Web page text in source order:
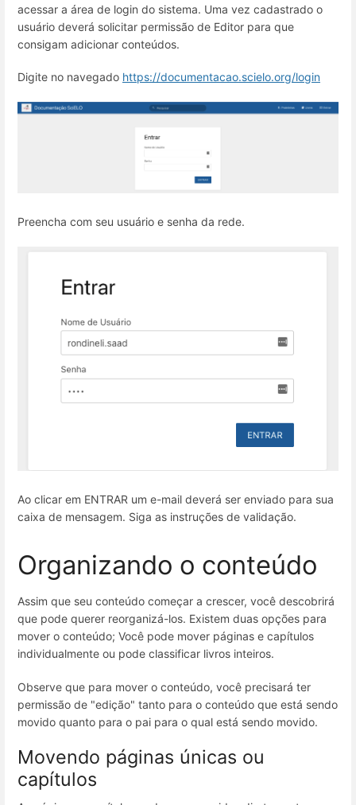
acessar a área de login do sistema. Uma vez cadastrado o
usuário deverá solicitar permissão de Editor para que
consigam adicionar conteúdos.
Digite no navegado https://documentacao.scielo.org/login
Preencha com seu usuário e senha da rede.
Ao clicar em ENTRAR um e-mail deverá ser enviado para sua
caixa de mensagem. Siga as instruções de validação.
Organizando o conteúdo
Assim que seu conteúdo começar a crescer, você descobrirá
que pode querer reorganizá-los. Existem duas opções para
mover o conteúdo; Você pode mover páginas e capítulos
individualmente ou pode classificar livros inteiros.
Observe que para mover o conteúdo, você precisará ter
permissão de "edição" tanto para o conteúdo que está sendo
movido quanto para o pai para o qual está sendo movido.
Movendo páginas únicas ou
capítulos